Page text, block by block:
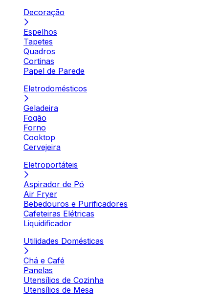
Decoração
Espelhos
Tapetes
Quadros
Cortinas
Papel de Parede
Eletrodomésticos
Geladeira
Fogão
Forno
Cooktop
Cervejeira
Eletroportáteis
Aspirador de Pó
Air Fryer
Bebedouros e Purificadores
Cafeteiras Elétricas
Liquidificador
Utilidades Domésticas
Chá e Café
Panelas
Utensílios de Cozinha
Utensílios de Mesa